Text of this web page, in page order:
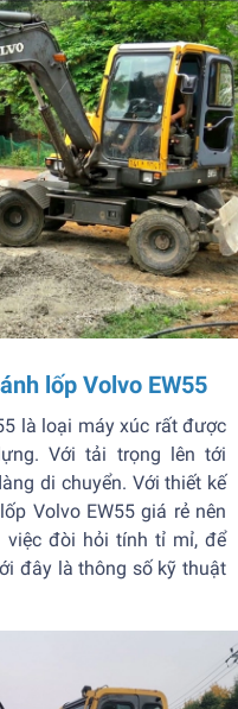
lốp Volvo EW55
là loại máy xúc rất được
Với tải trọng lên tới
di chuyển. Với thiết kế
Volvo EW55 giá rẻ nên
việc đòi hỏi tính tỉ mỉ, để
đây là thông số kỹ thuật